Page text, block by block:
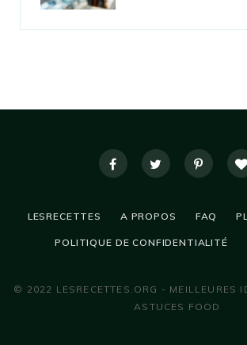
LESRECETTES A PROPOS FAQ
POLITIQUE DE CONFIDENTIALITÉ
© 2022 LESRECETTES.ORG - MEILLEURES
ASTUCES FOOD